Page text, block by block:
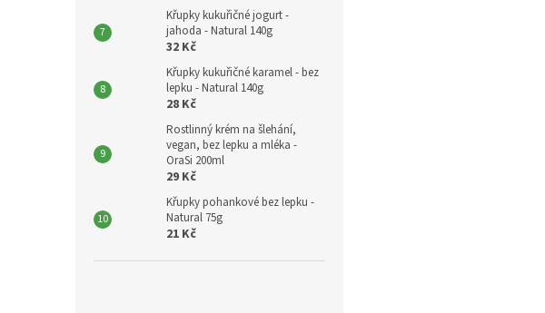
Křupky kukuřičné jogurt -
jahoda - Natural 140g
32 Kč
Křupky kukuřičné karamel - bez
lepku - Natural 140g
28 Kč
Rostlinný krém na šlehání,
vegan, bez lepku a mléka -
OraSi 200ml
29 Kč
Křupky pohankové bez lepku -
Natural 75g
21 Kč